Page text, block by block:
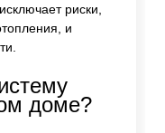
риски,
и
доме?